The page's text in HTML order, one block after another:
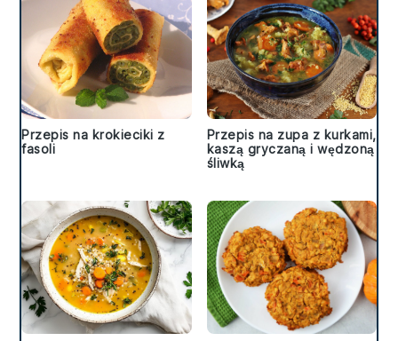
Przepis na krokieciki z
fasoli
Przepis na zupa z kurkami,
kaszą gryczaną i wędzoną
śliwką